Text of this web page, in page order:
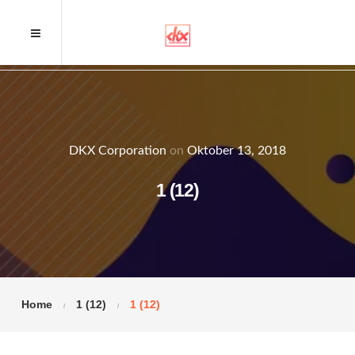
DKX Corporation on Oktober 13, 2018
1 (12)
Home 1 (12) 1 (12)